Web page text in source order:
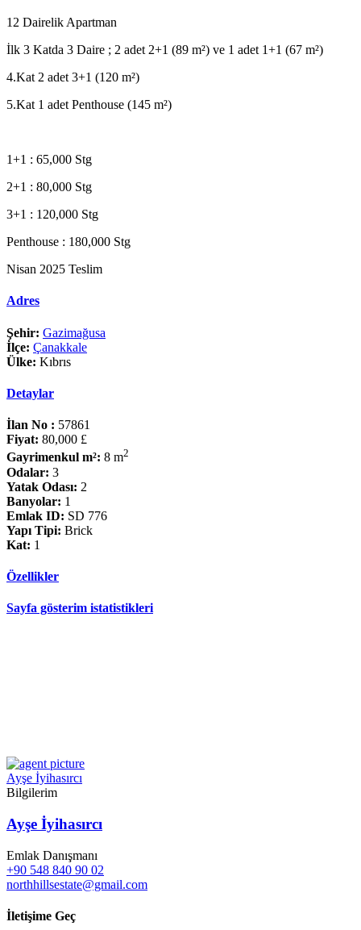
12 Dairelik Apartman
İlk 3 Katda 3 Daire ; 2 adet 2+1 (89 m²) ve 1 adet 1+1 (67 m²)
4.Kat 2 adet 3+1 (120 m²)
5.Kat 1 adet Penthouse (145 m²)
1+1 : 65,000 Stg
2+1 : 80,000 Stg
3+1 : 120,000 Stg
Penthouse : 180,000 Stg
Nisan 2025 Teslim
Adres
Şehir: Gazimağusa
İlçe: Çanakkale
Ülke: Kıbrıs
Detaylar
İlan No : 57861
Fiyat: 80,000 £
Gayrimenkul m²: 8 m2
Odalar: 3
Yatak Odası: 2
Banyolar: 1
Emlak ID: SD 776
Yapı Tipi: Brick
Kat: 1
Özellikler
Sayfa gösterim istatistikleri
Ayşe İyihasırcı
Bilgilerim
Ayşe İyihasırcı
Emlak Danışmanı
+90 548 840 90 02
northhillsestate@gmail.com
İletişime Geç